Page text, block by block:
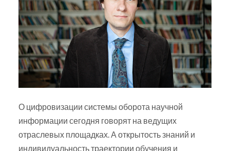
О цифровизации системы оборота научной
информации сегодня говорят на ведущих
отраслевых площадках. А открытость знаний и
индивидуальность траектории обучения и